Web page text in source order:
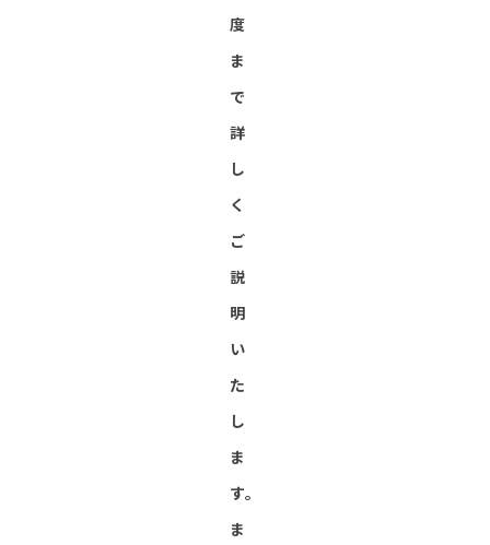
度
ま
で
詳
し
く
ご
説
明
い
た
し
ま
す。
ま